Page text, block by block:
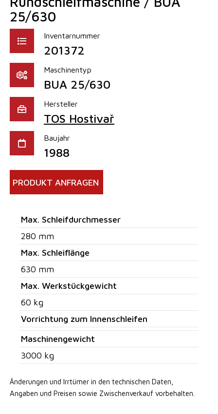
25/630
Inventarnummer
201372
Maschinentyp
BUA 25/630
Hersteller
TOS Hostivař
Baujahr
1988
PRODUKT ANFRAGEN
Max. Schleifdurchmesser
280 mm
Max. Schleiflänge
630 mm
Max. Werkstückgewicht
60 kg
Vorrichtung zum Innenschleifen
Maschinengewicht
3000 kg
Änderungen und Irrtümer in den technischen Daten,
Angaben und Preisen sowie Zwischenverkauf vorbehalten.